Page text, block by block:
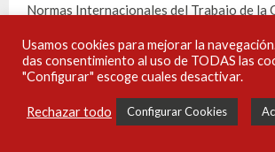
Normas Internacionales del Trabajo de la
Pueblos Indígenas de la OIT, en la
Derechos de los Pueblos Indígenas de la
Convención Americana sobre Derechos
misma Constitución de la República de
Usamos cookies para mejorar la
das consentimiento al uso de TODAS las
"Configurar" escoge cuales desactivar.
Rechazar todo Configurar Cookies